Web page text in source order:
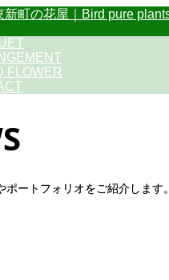
FLOWER
ポートフォリオをご紹介します。